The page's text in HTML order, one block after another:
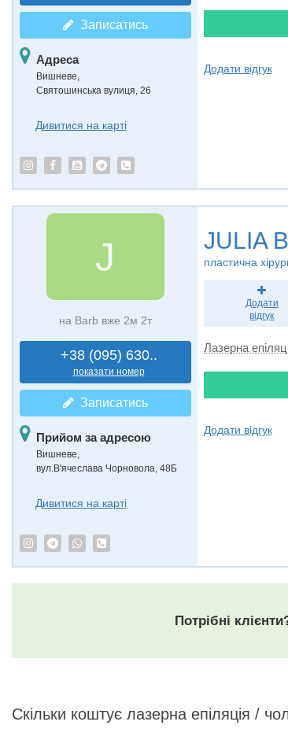
Записатись
Адреса
Вишневе
Святошинська вулиця, 26
Дивитися на карті
Додати відгук
J
на Barb вже 2м 2т
+38 (095) 630..
показати номер
Записатись
Прийом за адресою
Вишневе,
вул.В'ячеслава Чорновола, 48Б
Дивитися на карті
JULIA
пластична
Додати
відгук
Лазерна
Додати відгук
Потрібні
Скільки коштує лазерна епіляція /